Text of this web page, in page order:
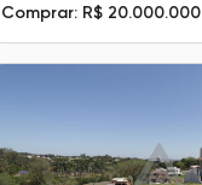
Comprar: R$ 20.000.000